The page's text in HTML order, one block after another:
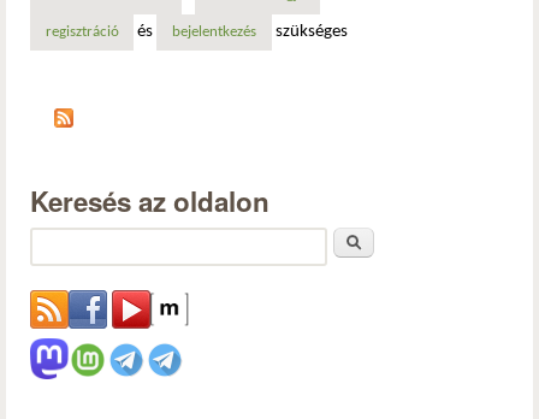
regisztráció és bejelentkezés szükséges
Keresés az oldalon